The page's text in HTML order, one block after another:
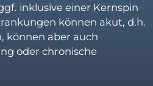
inklusive einer Kernspin
können akut, d.h.
können aber auch
oder chronische